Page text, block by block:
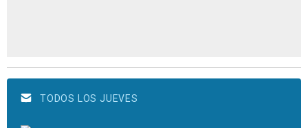
TODOS LOS JUEVES